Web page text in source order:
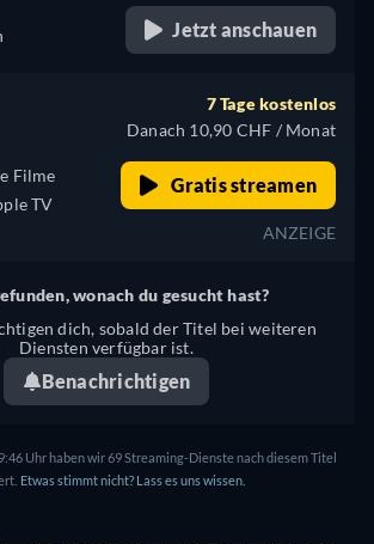
Jetzt anschauen
Filme
TV
7 Tage kostenlos
Danach 10,90 CHF / Monat
Gratis streamen
ANZEIGE
wonach du gesucht hast?
dich, sobald der Titel bei weiteren
Diensten verfügbar ist.
Benachrichtigen
Uhr haben wir 69 Streaming-Dienste nach diesem Titel
Etwas stimmt nicht? Lass es uns wissen.